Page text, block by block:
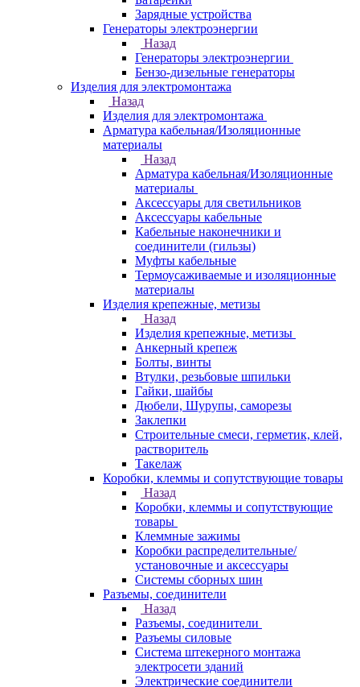
Зарядные устройства
Генераторы электроэнергии
Назад
Генераторы электроэнергии
Бензо-дизельные генераторы
Изделия для электромонтажа
Назад
Изделия для электромонтажа
Арматура кабельная/Изоляционные
материалы
Назад
Арматура кабельная/Изоляционные
материалы
Аксессуары для светильников
Аксессуары кабельные
Кабельные наконечники и
соединители (гильзы)
Муфты кабельные
Термоусаживаемые и изоляционные
материалы
Изделия крепежные, метизы
Назад
Изделия крепежные, метизы
Анкерный крепеж
Болты, винты
Втулки, резьбовые шпильки
Гайки, шайбы
Дюбели, Шурупы, саморезы
Заклепки
Строительные смеси, герметик, клей,
растворитель
Такелаж
Коробки, клеммы и сопутствующие товары
Назад
Коробки, клеммы и сопутствующие
товары
Клеммные зажимы
Коробки распределительные/
установочные и аксессуары
Системы сборных шин
Разъемы, соединители
Назад
Разъемы, соединители
Разъемы силовые
Система штекерного монтажа
электросети зданий
Электрические соединители